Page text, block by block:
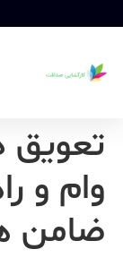
تعویق
وام و
ضامن